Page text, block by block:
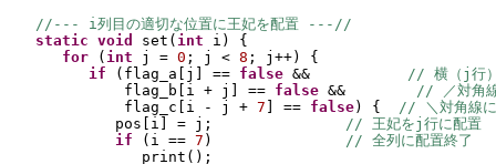
//--- i列目の適切な位置に王妃を配置 ---//
static void set ( int i ) {
for
( int j = 0 ; j < 8 ; j++) {
if
( flag_a j == false &&
// 横（j行
flag_b
i + j == false &&
// ／対角
flag_c
i - j + 7 == false) {
// ＼対角線
pos
i = j;
// 王妃をj行に配置
if
( i == 7 )
// 全列に配置終了
print () ;